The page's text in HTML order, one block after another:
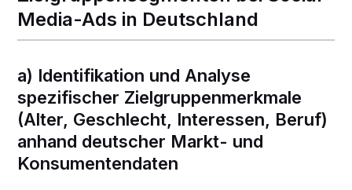
Media-Ads in Deutschland
a) Identifikation und Analyse
spezifischer Zielgruppenmerkmale
(Alter, Geschlecht, Interessen, Beruf)
anhand deutscher Markt- und
Konsumentendaten